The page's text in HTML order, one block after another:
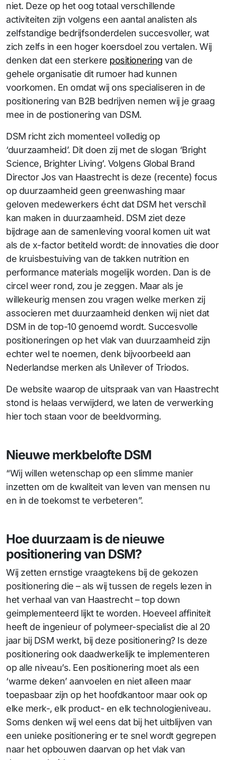
niet. Deze op het oog totaal verschillende
activiteiten zijn volgens een aantal analisten als
zelfstandige bedrijfsonderdelen succesvoller, wat
zich zelfs in een hoger koersdoel zou vertalen. Wij
denken dat een sterkere positionering van de
gehele organisatie dit rumoer had kunnen
voorkomen. En omdat wij ons specialiseren in de
positionering van B2B bedrijven nemen wij je graag
mee in de postionering van DSM.
DSM richt zich momenteel volledig op
‘duurzaamheid’. Dit doen zij met de slogan ‘Bright
Science, Brighter Living’. Volgens Global Brand
Director Jos van Haastrecht is deze (recente) focus
op duurzaamheid geen greenwashing maar
geloven medewerkers écht dat DSM het verschil
kan maken in duurzaamheid. DSM ziet deze
bijdrage aan de samenleving vooral komen uit wat
als de x-factor betiteld wordt: de innovaties die door
de kruisbestuiving van de takken nutrition en
performance materials mogelijk worden. Dan is de
circel weer rond, zou je zeggen. Maar als je
willekeurig mensen zou vragen welke merken zij
associeren met duurzaamheid denken wij niet dat
DSM in de top-10 genoemd wordt. Succesvolle
positioneringen op het vlak van duurzaamheid zijn
echter wel te noemen, denk bijvoorbeeld aan
Nederlandse merken als Unilever of Triodos.
De website waarop de uitspraak van van Haastrecht
stond is helaas verwijderd, we laten de verwerking
hier toch staan voor de beeldvorming.
Nieuwe merkbelofte DSM
“Wij willen wetenschap op een slimme manier
inzetten om de kwaliteit van leven van mensen nu
en in de toekomst te verbeteren”.
Hoe duurzaam is de nieuwe
positionering van DSM?
Wij zetten ernstige vraagtekens bij de gekozen
positionering die – als wij tussen de regels lezen in
het verhaal van van Haastrecht – top down
geimplementeerd lijkt te worden. Hoeveel affiniteit
heeft de ingenieur of polymeer-specialist die al 20
jaar bij DSM werkt, bij deze positionering? Is deze
positionering ook daadwerkelijk te implementeren
op alle niveau’s. Een positionering moet als een
‘warme deken’ aanvoelen en niet alleen maar
toepasbaar zijn op het hoofdkantoor maar ook op
elke merk-, elk product- en elk technologieniveau.
Soms denken wij wel eens dat bij het uitblijven van
een unieke positionering er te snel wordt gegrepen
naar het opbouwen daarvan op het vlak van